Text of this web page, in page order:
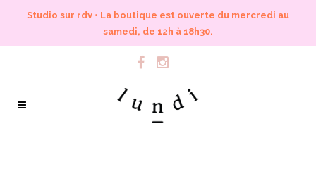
Studio sur rdv • La boutique est ouverte du mercredi au
samedi, de 12h à 18h30.